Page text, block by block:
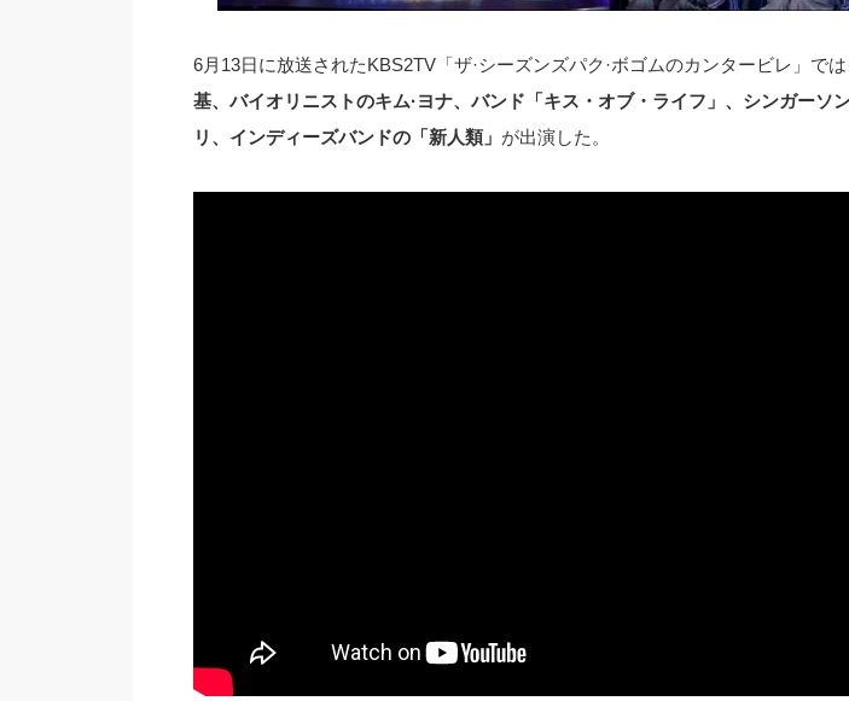
6月13日に放送されたKBS2TV「ザ·シーズンズパク·ボゴムのカンタービレ」では
基、バイオリニストのキム·ヨナ、バンド「キス・オブ・ライフ」、シンガーソ
リ、インディーズバンドの「新人類」 が出演した。